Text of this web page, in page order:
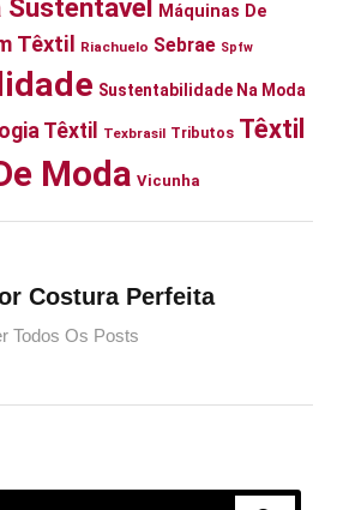
Sustentável
Máquinas De
Têxtil Riachuelo Sebrae Spfw
Sustentabilidade Na Moda
Têxtil Texbrasil Tributos Têxtil
Moda Vicunha
Costura Perfeita
Todos Os Posts